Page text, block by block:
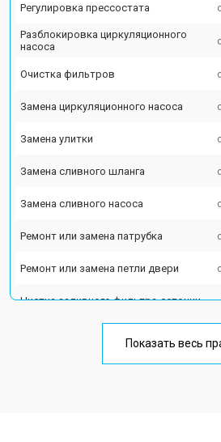
Регулировка прессостата
Разблокировка циркуляционного
насоса
Очистка фильтров
Замена циркуляционного насоса
Замена улитки
Замена сливного шланга
Замена сливного насоса
Ремонт или замена патрубка
Ремонт или замена петли двери
Чистка заливного фильтра-сеточки
Ремонт теплообменника
Показать весь